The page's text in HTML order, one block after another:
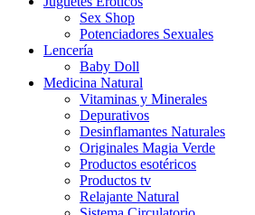
Sex Shop
Potenciadores Sexuales
Lencería
Baby Doll
Medicina Natural
Vitaminas y Minerales
Depurativos
Desinflamantes Naturales
Originales Magia Verde
Productos esotéricos
Productos tv
Relajante Natural